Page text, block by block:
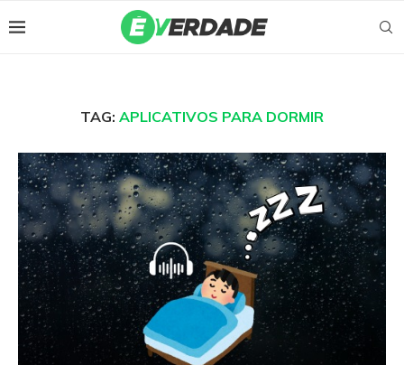
TAG: APLICATIVOS PARA DORMIR